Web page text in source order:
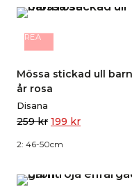
REA
Mössa stickad ull
år rosa
Disana
259kr 199 kr
2: 46-50cm